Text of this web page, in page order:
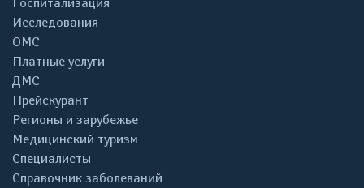
Исследования
ОМС
Платные услуги
ДМС
Прейскурант
Регионы и зарубежье
Медицинский туризм
Специалисты
Справочник заболеваний